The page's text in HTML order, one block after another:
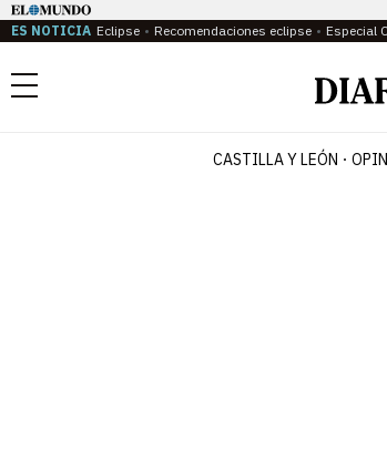
ES NOTICIA Eclipse Recomendaciones eclipse Especial
Menú
CASTILLA Y LEÓN